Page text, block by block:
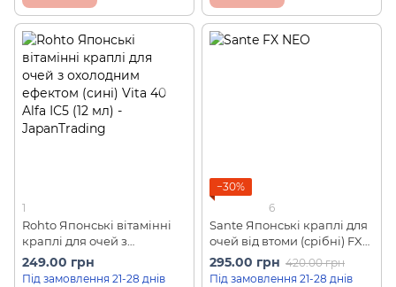
1
Rohto Японські вітамінні
краплі для очей з
охолоджуючим ефектом
(сині) Vita 40 Alfa ІС5 (12 мл)
249.00 грн
Під замовлення 21-28 днів
−30%
6
Sante Японські краплі для
очей від втоми (срібні) FX
NEO ІС5 (12мл)
295.00 грн 420.00 грн
Під замовлення 21-28 днів